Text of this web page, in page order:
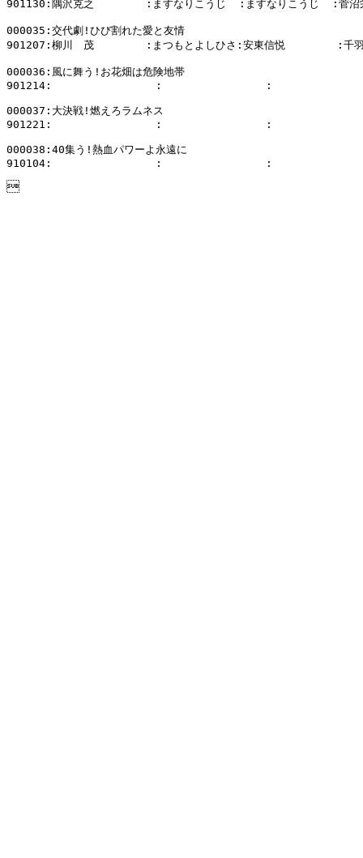
901130:隅沢克之        :ますなりこうじ  :ますなりこうじ  :菅沼
000035:交代劇!ひび割れた愛と友情
901207:柳川　茂        :まつもとよしひさ:安東信悦        :千羽
000036:風に舞う!お花畑は危険地帯
901214:                :                :
000037:大決戦!燃えろラムネス
901221:                :                :
000038:40集う!熱血パワーよ永遠に
